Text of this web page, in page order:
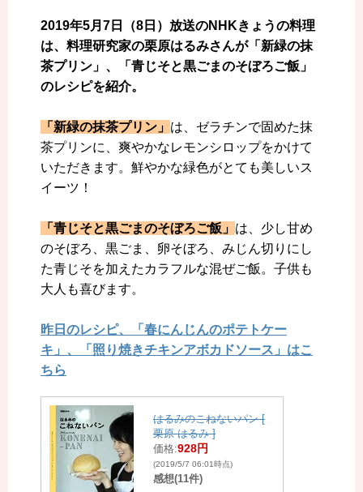
2019年5月7日（8日）放送のNHKきょうの料理
は、料理研究家の栗原はるみさんが「新緑の抹
茶プリン」、「青じそと黒ごまのそぼろご飯」
のレシピを紹介。
「新緑の抹茶プリン」 は、ゼラチンで固めた抹
茶プリンに、爽やかなレモンシロップをかけて
いただきます。鮮やかな緑色がとても美しいス
イーツ！
「青じそと黒ごまのそぼろご飯」 は、少し甘め
のそぼろ、黒ごま、卵そぼろ、みじん切りにし
た青じそを加えたカラフルな混ぜご飯。子供も
大人も喜びます。
昨日のレシピ、「春にんじんのポテトケー
キ」、「照り焼きチキンアボカドソース」はこ
ちら
はるみのこねないパン [
栗原 はるみ ]
価格:928円
(2019/5/7 06:01時点)
感想(11件)